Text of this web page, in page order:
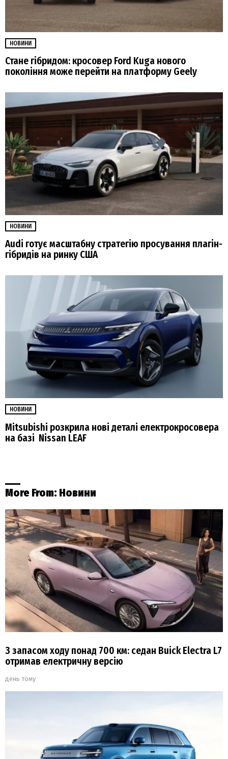
НОВИНИ
Стане гібридом: кросовер Ford Kuga нового
покоління може перейти на платформу Geely
НОВИНИ
Audi готує масштабну стратегію просування плагін-
гібридів на ринку США
НОВИНИ
Mitsubishi розкрила нові деталі електрокросовера
на базі Nissan LEAF
More From: Новини
З запасом ходу понад 700 км: седан Buick Electra L7
отримав електричну версію
день тому